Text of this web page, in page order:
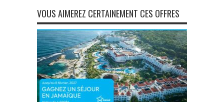
VOUS AIMEREZ CERTAINEMENT CES OFFRES